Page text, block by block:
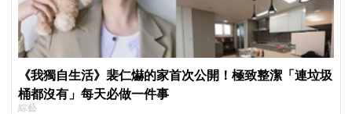
《我獨自生活》裴仁爀的家首次公開！極致整潔「連垃圾
桶都沒有」每天必做一件事
綜藝